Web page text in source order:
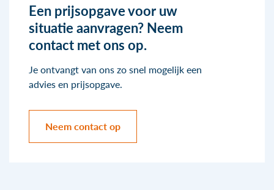
Een prijsopgave voor uw
situatie aanvragen? Neem
contact met ons op.
Je ontvangt van ons zo snel mogelijk een
advies en prijsopgave.
Neem contact op